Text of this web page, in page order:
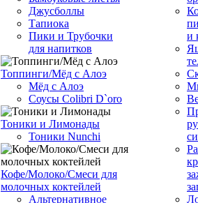
Джусболлы
Тапиока
Пики и Трубочки
для напитков
Топпинги/Мёд с Алоэ
Мёд с Алоэ
Соусы Colibri D`oro
Тоники и Лимонады
Тоники Nunchi
Кофе/Молоко/Смеси для
молочных коктейлей
Альтернативное
и